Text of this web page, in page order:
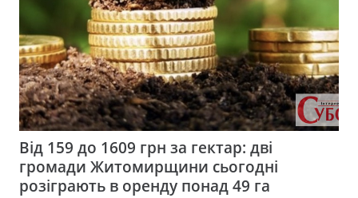
Від 159 до 1609 грн за гектар: дві
громади Житомирщини сьогодні
розіграють в оренду понад 49 га